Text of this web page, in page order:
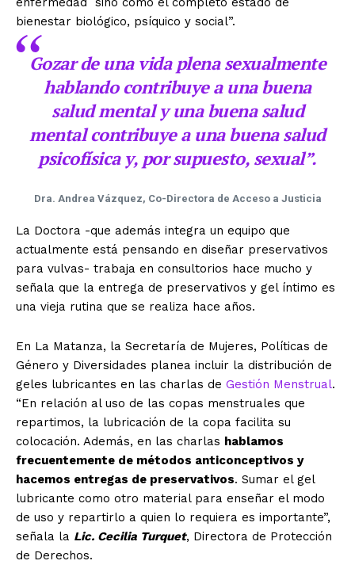
bienestar biológico, psíquico y social”.
Gozar de una vida plena sexualmente
hablando contribuye a una buena
salud mental y una buena salud
mental contribuye a una buena salud
psicofísica y, por supuesto, sexual”.
Dra. Andrea Vázquez, Co-Directora de Acceso a Justicia
La Doctora -que además integra un equipo que
actualmente está pensando en diseñar preservativos
para vulvas- trabaja en consultorios hace mucho y
señala que la entrega de preservativos y gel íntimo es
una vieja rutina que se realiza hace años.
En La Matanza, la Secretaría de Mujeres, Políticas de
Género y Diversidades planea incluir la distribución de
geles lubricantes en las charlas de Gestión Menstrual.
“En relación al uso de las copas menstruales que
repartimos, la lubricación de la copa facilita su
colocación. Además, en las charlas hablamos
frecuentemente de métodos anticonceptivos y
hacemos entregas de preservativos. Sumar el gel
lubricante como otro material para enseñar el modo
de uso y repartirlo a quien lo requiera es importante”,
señala la Lic. Cecilia Turquet, Directora de Protección
de Derechos.